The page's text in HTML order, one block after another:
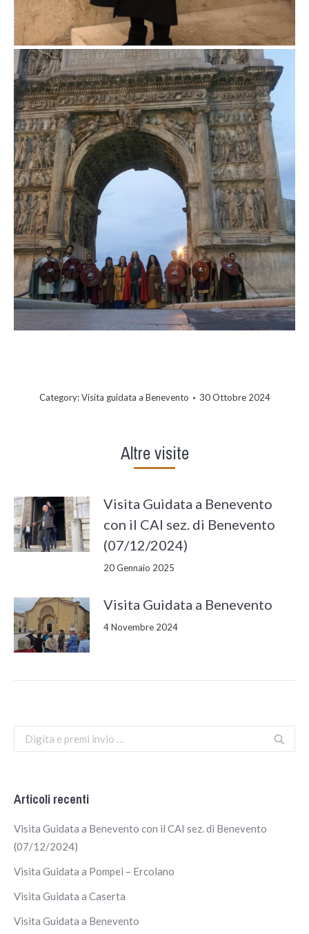
Category:Visita guidata a Benevento 30 Ottobre 2024
Altre visite
Visita Guidata a Benevento
con il CAI sez. di Benevento
(07/12/2024)
20 Gennaio 2025
Visita Guidata a Benevento
4 Novembre 2024
Search:
Articoli recenti
Visita Guidata a Benevento con il CAI sez. di Benevento
(07/12/2024)
Visita Guidata a Pompei – Ercolano
Visita Guidata a Caserta
Visita Guidata a Benevento